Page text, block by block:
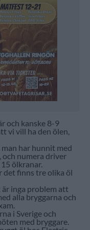
och kanske 8-9
vi vill ha den ölen,
har hunnit med
och numera driver
ölkranar.
det finns tre olika öl
är inga problem att
alla bryggarna och
i Sverige och
med bryggare.